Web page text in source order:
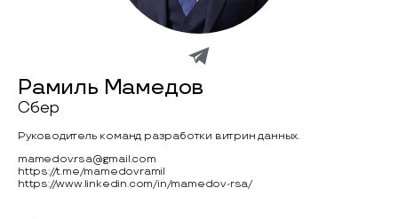
Рамиль Мамедов
Сбер
Руководитель команд разработки витрин данных.
mamedov.rsa@gmail.com
https://t.me/mamedovramil
https://www.linkedin.com/in/mamedov-rsa/